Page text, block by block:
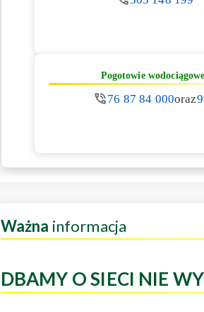
Pogotowie
76 87 84 000oraz
Ważna informacja
DBAMY O SIECI NIE